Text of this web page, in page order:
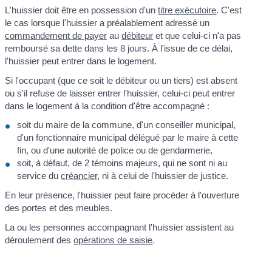
L'huissier doit être en possession d'untitre exécutoire. C'est
le cas lorsque l'huissier a préalablement adressé un
commandement de payer audébiteur et que celui-ci n'a pas
remboursé sa dette dans les 8 jours. À l'issue de ce délai,
l'huissier peut entrer dans le logement.
Si l'occupant (que ce soit le débiteur ou un tiers) est absent
ou s'il refuse de laisser entrer l'huissier, celui-ci peut entrer
dans le logement à la condition d'être accompagné :
soit du maire de la commune, d'un conseiller municipal,
d'un fonctionnaire municipal délégué par le maire à cette
fin, ou d'une autorité de police ou de gendarmerie,
soit, à défaut, de 2 témoins majeurs, qui ne sont ni au
service ducréancier, ni à celui de l'huissier de justice.
En leur présence, l'huissier peut faire procéder à l'ouverture
des portes et des meubles.
La ou les personnes accompagnant l'huissier assistent au
déroulement desopérations de saisie.